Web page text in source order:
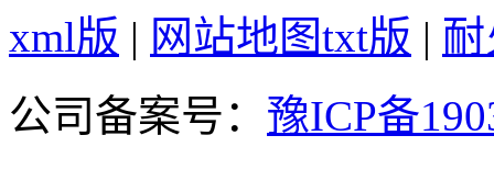
xml版 | 网站地图txt版 |
公司备案号： 豫ICP备